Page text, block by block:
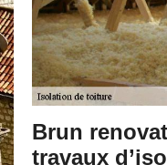
vos
toiture